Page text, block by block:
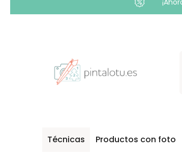
Técnicas Productos con foto